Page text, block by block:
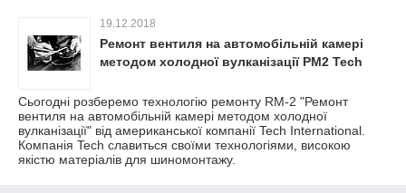
19.12.2018
Ремонт вентиля на автомобільній камері
методом холодної вулканізації РМ2 Tech
Сьогодні розберемо технологію ремонту RM-2 "Ремонт
вентиля на автомобільній камері методом холодної
вулканізації" від американської компанії Tech International.
Компанія Tech славиться своїми технологіями, високою
якістю матеріалів для шиномонтажу.